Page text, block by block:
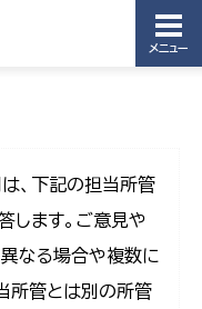
メニュー
、下記の担当所管
します。ご意見や
なる場合や複数に
所管とは別の所管